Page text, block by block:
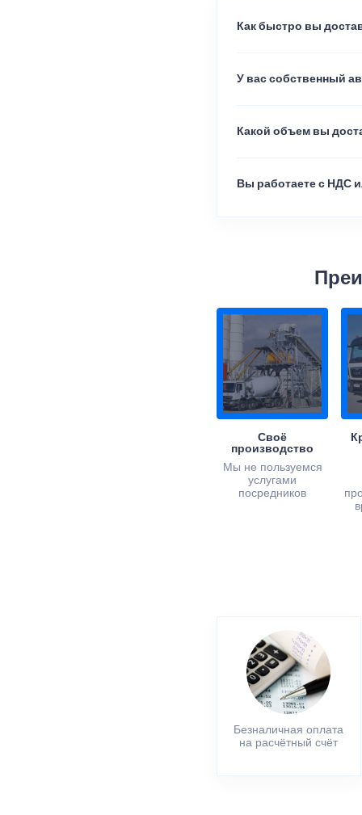
Как быстро вы
У вас собственный
Какой объем вы
Вы работаете с НДС
Своё
производство
Мы не пользуемся
услугами
посредников
Безналичная оплата
на расчётный счёт